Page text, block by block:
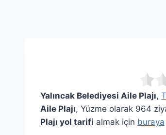
Yalıncak Belediyesi Aile Plajı,
Aile Plajı, Yüzme olarak 964
Plajı yol tarifi almak için buraya